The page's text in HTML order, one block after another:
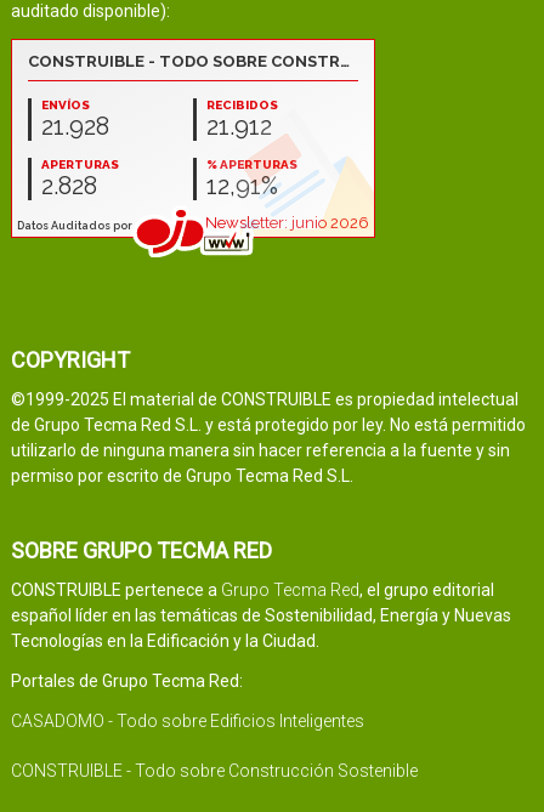
auditado disponible):
COPYRIGHT
©1999-2025 El material de CONSTRUIBLE es propiedad intelectual
de Grupo Tecma Red S.L. y está protegido por ley. No está permitido
utilizarlo de ninguna manera sin hacer referencia a la fuente y sin
permiso por escrito de Grupo Tecma Red S.L.
SOBRE GRUPO TECMA RED
CONSTRUIBLE pertenece a Grupo Tecma Red, el grupo editorial
español líder en las temáticas de Sostenibilidad, Energía y Nuevas
Tecnologías en la Edificación y la Ciudad.
Portales de Grupo Tecma Red:
CASADOMO - Todo sobre Edificios Inteligentes
CONSTRUIBLE - Todo sobre Construcción Sostenible